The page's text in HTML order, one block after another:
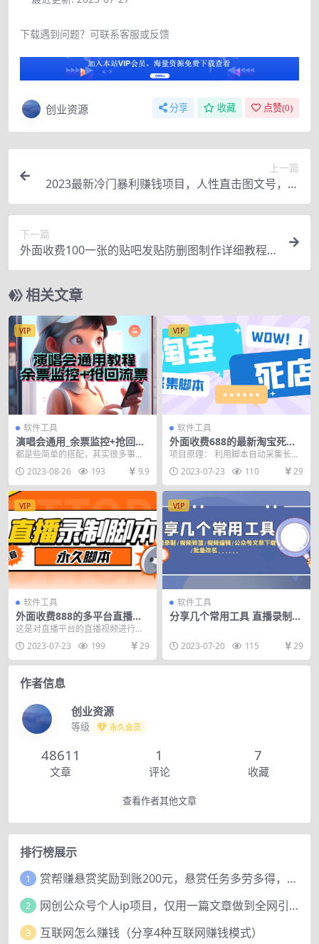
下载遇到问题？可联系客服或反馈
创业资源 分享 收藏 点赞(0)
上一篇
2023最新冷门暴利赚钱项目，人性直击图文号，日
收入1000+【视频教程】
下一篇
外面收费100一张的贴吧发贴防删图制作详细教程
【软件+教程】
相关文章
VIP
软件工具
演唱会通用_余票监控+抢回流
票（教程+软件）
都是些简单的搭配，其实很多事情
没那么复杂， 虽然精美程度没有外
面卖几百块的软件好...
2023-08-26 193 9.9
VIP
软件工具
外面收费688的最新淘宝死店
采集，号称一单利润100+【永
项目原理： 利用脚本自动采集长时
间未登录店铺，然后下单购买死店
的产品，超过48小...
2023-07-23 110 29
VIP
软件工具
外面收费888的多平台直播录
制工具，实时录制高清视频自
动下载
这是对直播平台的直播视频进行实
时录制的软件，可以监控直播间是
否开播，开播后可自动...
2023-07-23 199 29
VIP
软件工具
分享几个常用工具 直播录制/
章下载/改名……
2023-07-20 115 29
作者信息
创业资源
等级 永久会员
48611
文章
1
评论
7
收藏
查看作者其他文章
排行榜展示
1 赏帮赚悬赏奖励到账200元，悬赏任务多劳多得，人人可做。
2 网创公众号个人ip项目，仅用一篇文章做到全网引流！
3 互联网怎么赚钱（分享4种互联网赚钱模式）